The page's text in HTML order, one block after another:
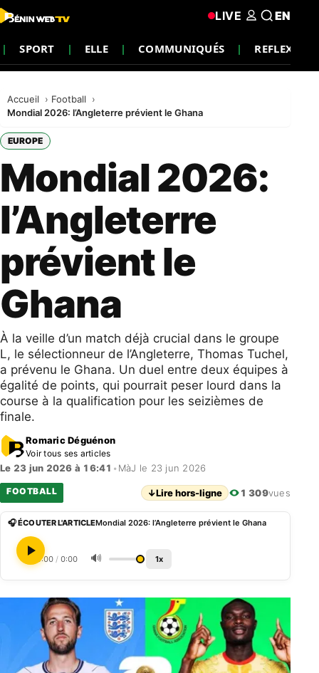
SPORT ELLE COMMUNIQUÉS REFLEXION
LIVE EN
Accueil
Football
Mondial 2026: l’Angleterre prévient le Ghana
EUROPE
Mondial 2026:
l’Angleterre
prévient le
Ghana
À la veille d’un match déjà crucial dans le groupe
L, le sélectionneur de l’Angleterre, Thomas Tuchel,
a prévenu le Ghana. Un duel entre deux équipes à
égalité de points, qui pourrait peser lourd dans la
course à la qualification pour les seizièmes de
finale.
Romaric Déguénon
Voir tous ses articles
Le 23 jun 2026 à 16:41 • MàJ le 23 jun 2026
FOOTBALL ↓Lire hors-ligne 1 309vues
🎧 ÉCOUTER L'ARTICLEMondial 2026: l’Angleterre prévient le Ghana
0:00 / 0:00 🔊 1x